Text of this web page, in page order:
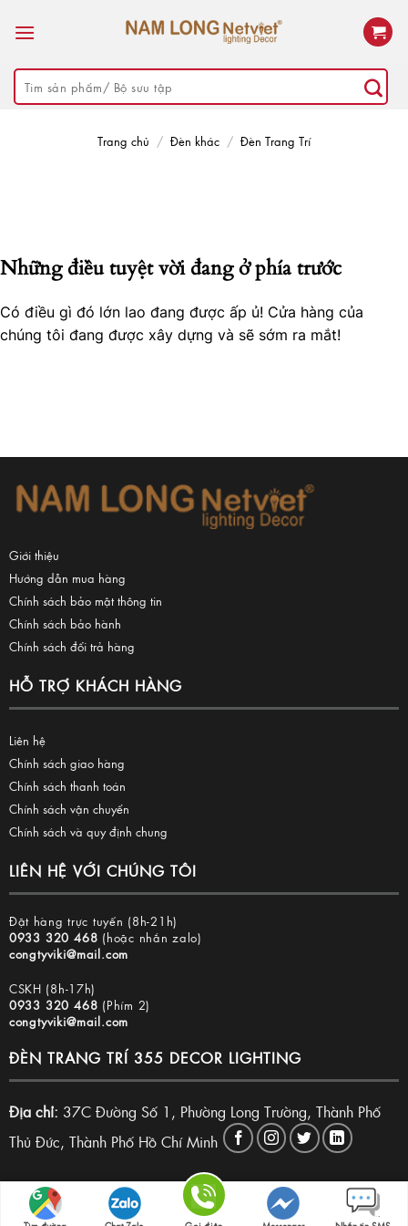
Tìm
kiếm:
Trang chủ / Đèn khác / Đèn Trang Trí
Những điều tuyệt vời đang ở phía trước
Có điều gì đó lớn lao đang được ấp ủ! Cửa hàng của
chúng tôi đang được xây dựng và sẽ sớm ra mắt!
Giới thiệu
Hướng dẫn mua hàng
Chính sách bảo mật thông tin
Chính sách bảo hành
Chính sách đổi trả hàng
HỖ TRỢ KHÁCH HÀNG
Liên hệ
Chính sách giao hàng
Chính sách thanh toán
Chính sách vận chuyển
Chính sách và quy định chung
LIÊN HỆ VỚI CHÚNG TÔI
Đặt hàng trực tuyến (8h-21h)
0933 320 468 (hoặc nhắn zalo)
congtyviki@mail.com
CSKH (8h-17h)
0933 320 468 (Phím 2)
congtyviki@mail.com
ĐÈN TRANG TRÍ 355 DECOR LIGHTING
Địa chỉ: 37C Đường Số 1, Phường Long Trường, Thành Phố
Thủ Đức, Thành Phố Hồ Chí Minh
Copyright 2026 © Đèn trang trí 355 Decor